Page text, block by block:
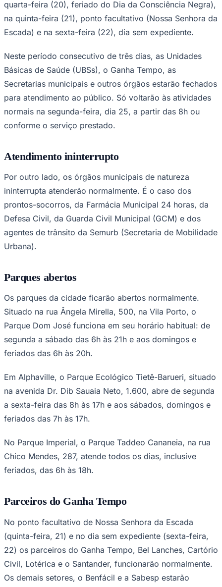
NBA
Fórmula 1
UFC
Tênis (ATP)
NHL
Atletismo
Vôlei
NBB
Competições de Futebol
Brasileirão Série A
Brasileirão Série B
Libertadores
Sul-Americana
Champions League
Premier League
La Liga
Bundesliga
Mundial 2026
Times - Ir direto
quarta-feira (20), feriado do Dia da Consciência Negra),
na quinta-feira (21), ponto facultativo (Nossa Senhora da
Escada) e na sexta-feira (22), dia sem expediente.
Neste período consecutivo de três dias, as Unidades
Básicas de Saúde (UBSs), o Ganha Tempo, as
Secretarias municipais e outros órgãos estarão fechados
para atendimento ao público. Só voltarão às atividades
normais na segunda-feira, dia 25, a partir das 8h ou
conforme o serviço prestado.
Atendimento ininterrupto
Por outro lado, os órgãos municipais de natureza
ininterrupta atenderão normalmente. É o caso dos
prontos-socorros, da Farmácia Municipal 24 horas, da
Defesa Civil, da Guarda Civil Municipal (GCM) e dos
agentes de trânsito da Semurb (Secretaria de Mobilidade
Urbana).
Parques abertos
Os parques da cidade ficarão abertos normalmente.
Situado na rua Ângela Mirella, 500, na Vila Porto, o
Parque Dom José funciona em seu horário habitual: de
segunda a sábado das 6h às 21h e aos domingos e
feriados das 6h às 20h.
Em Alphaville, o Parque Ecológico Tietê-Barueri, situado
na avenida Dr. Dib Sauaia Neto, 1.600, abre de segunda
a sexta-feira das 8h às 17h e aos sábados, domingos e
feriados das 7h às 17h.
No Parque Imperial, o Parque Taddeo Cananeia, na rua
Chico Mendes, 287, atende todos os dias, inclusive
feriados, das 6h às 18h.
Parceiros do Ganha Tempo
No ponto facultativo de Nossa Senhora da Escada
(quinta-feira, 21) e no dia sem expediente (sexta-feira,
22) os parceiros do Ganha Tempo, Bel Lanches, Cartório
Civil, Lotérica e o Santander, funcionarão normalmente.
Os demais setores, o Benfácil e a Sabesp estarão